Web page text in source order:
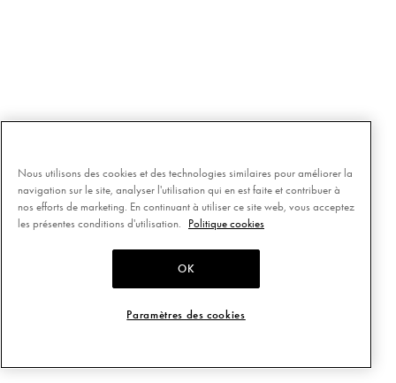
Nous utilisons des cookies et des technologies similaires pour améliorer la
navigation sur le site, analyser l'utilisation qui en est faite et contribuer à
nos efforts de marketing. En continuant à utiliser ce site web, vous acceptez
les présentes conditions d'utilisation.
Politique cookies
OK
Paramètres des cookies